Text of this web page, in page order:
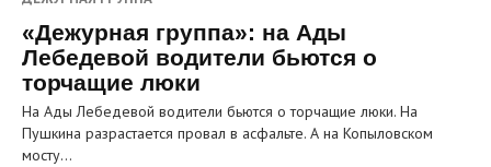
«Дежурная группа»: на Ады
Лебедевой водители бьются о
торчащие люки
На Ады Лебедевой водители бьются о торчащие люки. На
Пушкина разрастается провал в асфальте. А на Копыловском
мосту…